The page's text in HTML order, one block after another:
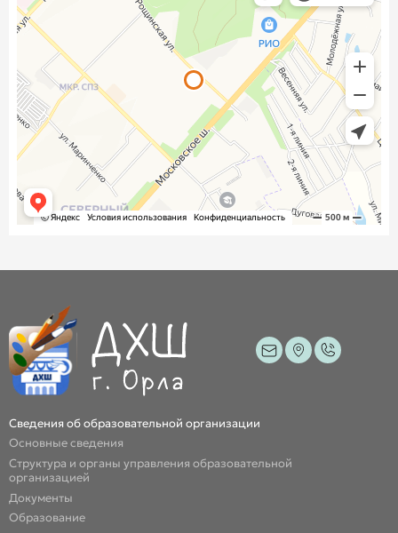
Сведения об образовательной организации
Основные сведения
Структура и органы управления образовательной
организацией
Документы
Образование